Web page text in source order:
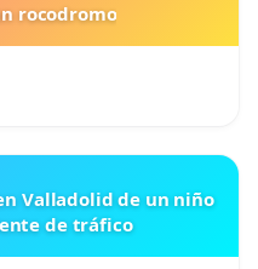
rocodromo
Valladolid de un niño
de tráfico